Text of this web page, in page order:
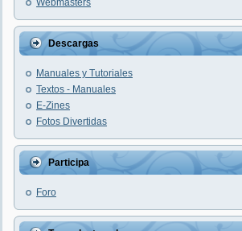
Webmasters
Descargas
Manuales y Tutoriales
Textos - Manuales
E-Zines
Fotos Divertidas
Participa
Foro